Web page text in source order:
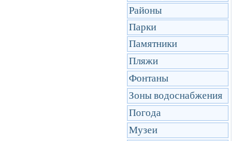
Районы
Парки
Памятники
Пляжи
Фонтаны
Зоны водоснабжения
Погода
Музеи